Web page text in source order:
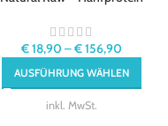
€18,90 –€156,90
AUSFÜHRUNG WÄHLEN
inkl. MwSt.